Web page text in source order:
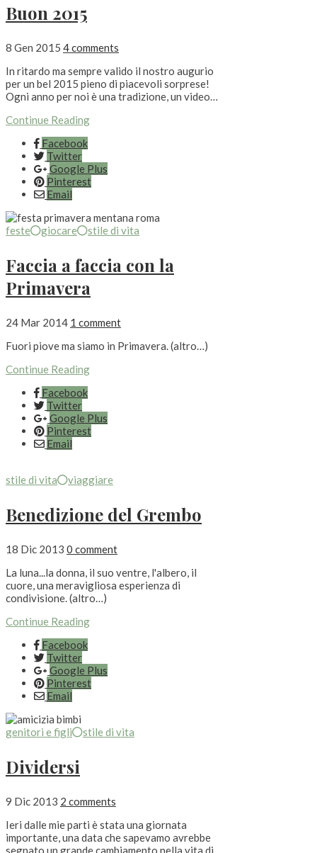
Buon 2015
8 Gen 2015 4 comments
In ritardo ma sempre valido il nostro augurio
per un bel 2015 pieno di piacevoli sorprese!
Ogni anno per noi è una tradizione, un video…
Continue Reading
Facebook
Twitter
Google Plus
Pinterest
Email
feste giocare stile di vita
Faccia a faccia con la
Primavera
24 Mar 2014 1 comment
Fuori piove ma siamo in Primavera. (altro…)
Continue Reading
Facebook
Twitter
Google Plus
Pinterest
Email
stile di vita viaggiare
Benedizione del Grembo
18 Dic 2013 0 comment
La luna...la donna, il suo ventre, l'albero, il
cuore, una meravigliosa esperienza di
condivisione. (altro…)
Continue Reading
Facebook
Twitter
Google Plus
Pinterest
Email
genitori e figli stile di vita
Dividersi
9 Dic 2013 2 comments
Ieri dalle mie parti è stata una giornata
importante, una data che sapevamo avrebbe
segnato un grande cambiamento nella vita di